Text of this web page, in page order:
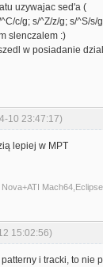
uzywajac sed'a (
c/g; s/^Z/z/g; s/^S/
slenczalem :)
w posiadanie
10 23:47:17)
lepiej w MPT
15:02:56)
i tracki, to